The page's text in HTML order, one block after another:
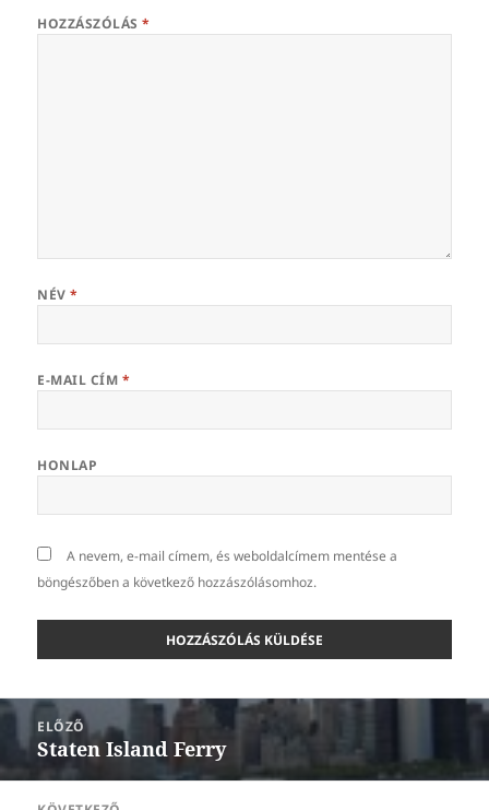
HOZZÁSZÓLÁS*
NÉV*
E-MAIL CÍM *
HONLAP
A nevem, e-mail címem, és weboldalcímem mentése a
böngészőben a következő hozzászólásomhoz.
Bejegyzés
navigáció
ELŐZŐ
Korábbi
bejegyzések:
Staten Island Ferry